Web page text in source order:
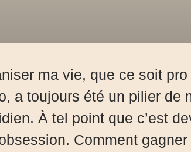
ma vie, que ce soit pro
a toujours été un pilier de
À tel point que c’est
Comment gagner